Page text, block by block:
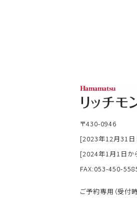
〒430-0946
[2023年12月31日
[2024年1月1日か
FAX:053-450-
ご予約専用（受付